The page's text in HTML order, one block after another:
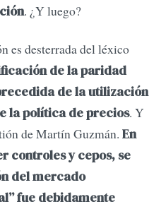
. ¿Y luego?
es desterrada del léxico
de la paridad
de la utilización
la política de precios. Y
de Martín Guzmán. En
controles y cepos, se
del mercado
fue debidamente